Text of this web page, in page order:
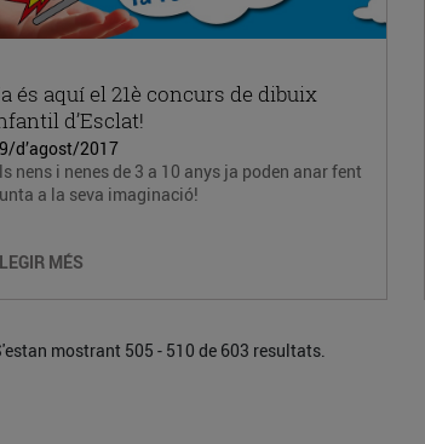
és aquí el 21è concurs de dibuix
d’Esclat!
d’agost/2017
nens i nenes de 3 a 10 anys ja poden anar fent
a la seva imaginació!
MÉS
mostrant 505 - 510 de 603 resultats.